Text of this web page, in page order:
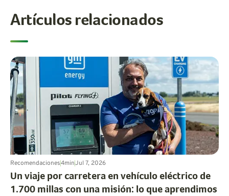
Artículos relacionados
Recomendaciones4minJul 7, 2026
Un viaje por carretera en vehículo eléctrico de
1.700 millas con una misión: lo que aprendimos